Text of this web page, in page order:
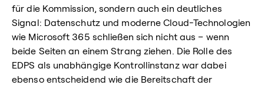
für die Kommission, sondern auch ein deutliches
Signal: Datenschutz und moderne Cloud-Technologien
wie Microsoft 365 schließen sich nicht aus – wenn
beide Seiten an einem Strang ziehen. Die Rolle des
EDPS als unabhängige Kontrollinstanz war dabei
ebenso entscheidend wie die Bereitschaft der